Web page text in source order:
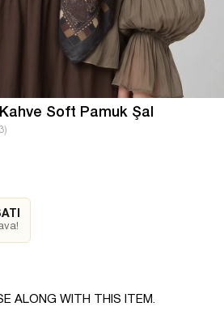
Soft Pamuk Şal
ALONG WITH THIS ITEM.